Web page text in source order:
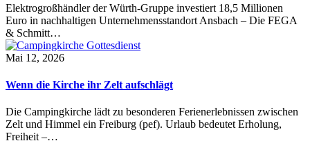
Elektrogroßhändler der Würth-Gruppe investiert 18,5 Millionen
Euro in nachhaltigen Unternehmensstandort Ansbach – Die FEGA
& Schmitt…
Mai 12, 2026
Wenn die Kirche ihr Zelt aufschlägt
Die Campingkirche lädt zu besonderen Ferienerlebnissen zwischen
Zelt und Himmel ein Freiburg (pef). Urlaub bedeutet Erholung,
Freiheit –…